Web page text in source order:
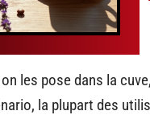
les pose dans la
la plupart des